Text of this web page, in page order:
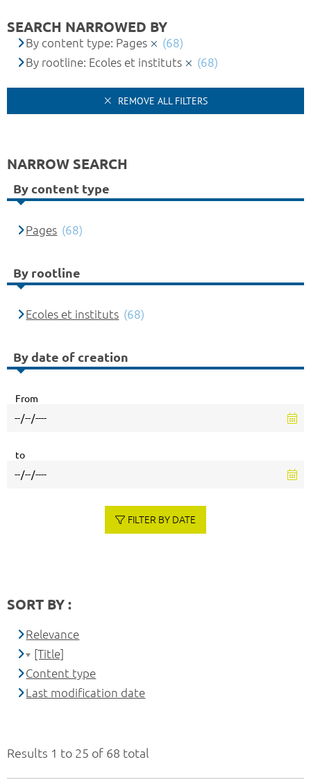
Results 1 to 25 of 68 total
SEARCH NARROWED BY
By content type: Pages
(68)
By rootline: Ecoles et instituts
(68)
REMOVE ALL FILTERS
NARROW SEARCH
By content type
Pages (68)
By rootline
Ecoles et instituts (68)
By date of creation
From
to
FILTER BY DATE
SORT BY :
Relevance
[Title]
Content type
Last modification date